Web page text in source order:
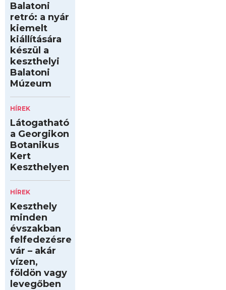
Balatoni
retró: a nyár
kiemelt
kiállítására
készül a
keszthelyi
Balatoni
Múzeum
HÍREK
Látogatható
a Georgikon
Botanikus
Kert
Keszthelyen
HÍREK
Keszthely
minden
évszakban
felfedezésre
vár – akár
vízen,
földön vagy
levegőben